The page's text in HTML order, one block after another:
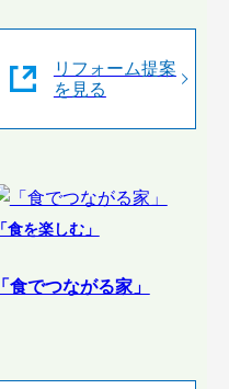
リフォーム提案
を見る
「食を楽しむ」
「食でつながる家」